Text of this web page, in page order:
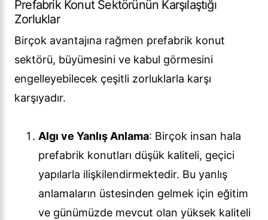
Prefabrik Konut Sektörünün Karşılaştığı
Zorluklar
Birçok avantajına rağmen prefabrik konut
sektörü, büyümesini ve kabul görmesini
engelleyebilecek çeşitli zorluklarla karşı
karşıyadır.
Algı ve Yanlış Anlama: Birçok insan hala
prefabrik konutları düşük kaliteli, geçici
yapılarla ilişkilendirmektedir. Bu yanlış
anlamaların üstesinden gelmek için eğitim
ve günümüzde mevcut olan yüksek kaliteli